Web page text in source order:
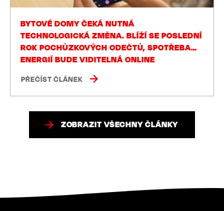
BYTOVÉ DOMY ČEKÁ NUTNÁ
TECHNOLOGICKÁ ZMĚNA. BLÍŽÍ SE POSLEDNÍ
ROK POCHŮZKOVÝCH ODEČTŮ, SPOTŘEBA
ENERGIÍ BUDE VIDITELNÁ ONLINE
PŘEČÍST ČLÁNEK
ZOBRAZIT VŠECHNY ČLÁNKY